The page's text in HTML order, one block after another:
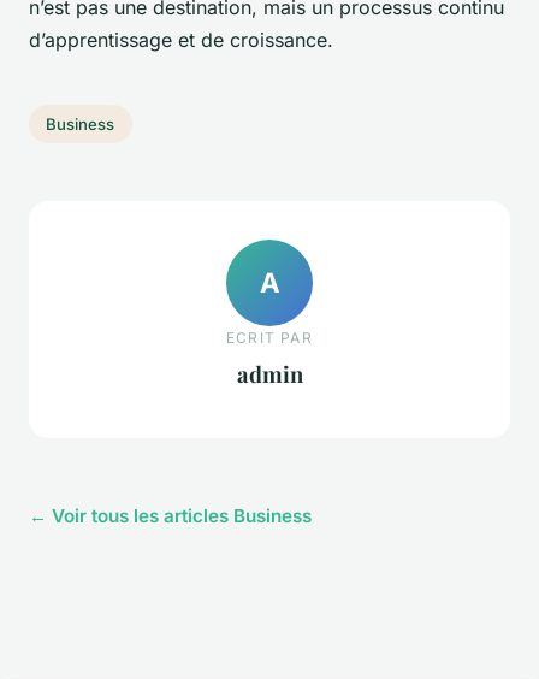
n’est pas une destination, mais un processus continu
d’apprentissage et de croissance.
Business
A
ECRIT PAR
admin
← Voir tous les articles Business